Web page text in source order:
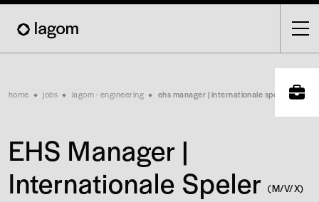
Skip
main
Breadcrumb
home jobs lagom - engineering ehs manager | internationale speler
EHS Manager |
Internationale Speler (M/V/X)